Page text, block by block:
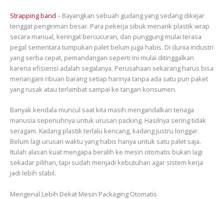
Strapping band – Bayangkan sebuah gudang yang sedang dikejar
tenggat pengiriman besar. Para pekerja sibuk menarik plastik wrap
secara manual, keringat bercucuran, dan punggung mulai terasa
pegal sementara tumpukan palet belum juga habis. Di dunia industri
yang serba cepat, pemandangan seperti ini mulai ditinggalkan
karena efisiensi adalah segalanya. Perusahaan sekarang harus bisa
menangani ribuan barang setiap harinya tanpa ada satu pun paket
yang rusak atau terlambat sampai ke tangan konsumen.
Banyak kendala muncul saat kita masih mengandalkan tenaga
manusia sepenuhnya untuk urusan packing. Hasilnya sering tidak
seragam. Kadang plastik terlalu kencang, kadang justru longgar.
Belum lagi urusan waktu yang habis hanya untuk satu palet saja.
Itulah alasan kuat mengapa beralih ke mesin otomatis bukan lagi
sekadar pilihan, tapi sudah menjadi kebutuhan agar sistem kerja
jadi lebih stabil.
Mengenal Lebih Dekat Mesin Packaging Otomatis